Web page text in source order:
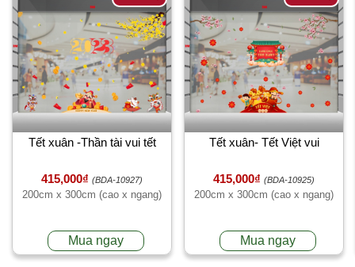
Tết xuân -Thần tài vui tết
415,000₫ (BDA-10927)
200cm x 300cm (cao x ngang)
Mua ngay
Tết xuân- Tết Việt vui
415,000₫ (BDA-10925)
200cm x 300cm (cao x ngang)
Mua ngay